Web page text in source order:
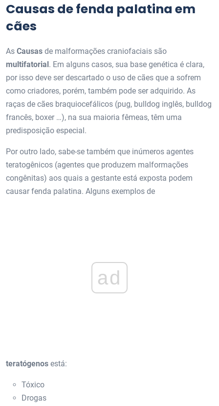
Causas de fenda palatina em
cães
As Causas de malformações craniofaciais são
multifatorial . Em alguns casos, sua base genética é clara,
por isso deve ser descartado o uso de cães que a sofrem
como criadores, porém, também pode ser adquirido. As
raças de cães braquiocefálicos (pug, bulldog inglês, bulldog
francês, boxer …), na sua maioria fêmeas, têm uma
predisposição especial.
Por outro lado, sabe-se também que inúmeros agentes
teratogênicos (agentes que produzem malformações
congênitas) aos quais a gestante está exposta podem
causar fenda palatina. Alguns exemplos de
ad
teratógenos está:
Tóxico
Drogas